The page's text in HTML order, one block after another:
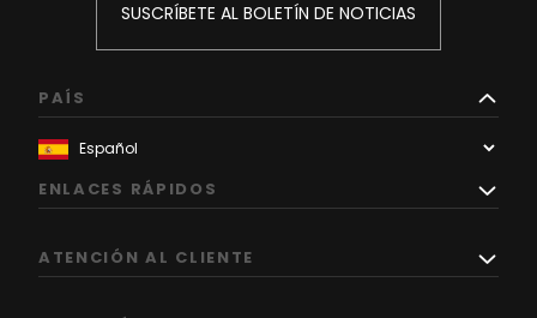
SUSCRÍBETE AL BOLETÍN DE NOTICIAS
PAÍS
ENLACES RÁPIDOS
ATENCIÓN AL CLIENTE